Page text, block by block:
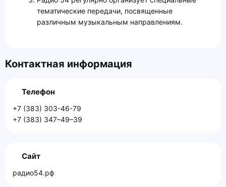
тематические передачи, посвященные
различным музыкальным направлениям.
Контактная информация
Телефон
+7 (383) 303-46-79
+7 (383) 347–49–39
Сайт
радио54.рф